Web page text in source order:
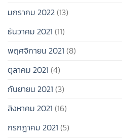
มกราคม 2022(13)
ธันวาคม 2021 (11)
พฤศจิกายน 2021 (8)
ตุลาคม 2021 (4)
กันยายน 2021 (3)
สิงหาคม 2021 (16)
กรกฎาคม 2021 (5)